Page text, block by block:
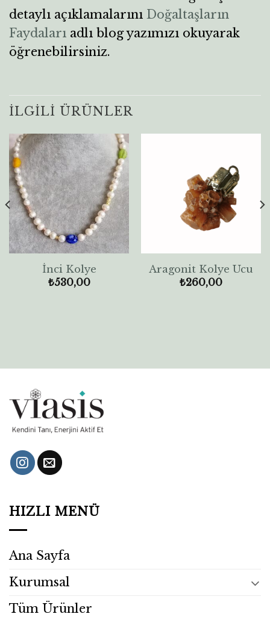
detaylı açıklamalarını Doğaltaşların
Faydaları adlı blog yazımızı okuyarak
öğrenebilirsiniz.
İLGILI ÜRÜNLER
İnci Kolye
₺530,00
Aragonit Kolye Ucu
₺260,00
HIZLI MENÜ
Ana Sayfa
Kurumsal
Tüm Ürünler